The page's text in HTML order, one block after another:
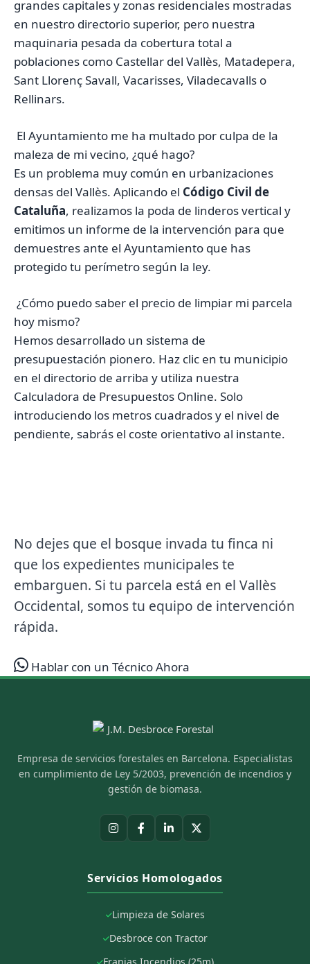
grandes capitales y zonas residenciales mostradas
en nuestro directorio superior, pero nuestra
maquinaria pesada da cobertura total a
poblaciones como Castellar del Vallès, Matadepera,
Sant Llorenç Savall, Vacarisses, Viladecavalls o
Rellinars.
El Ayuntamiento me ha multado por culpa de la
maleza de mi vecino, ¿qué hago?
Es un problema muy común en urbanizaciones
densas del Vallès. Aplicando el Código Civil de
Cataluña, realizamos la poda de linderos vertical y
emitimos un informe de la intervención para que
demuestres ante el Ayuntamiento que has
protegido tu perímetro según la ley.
¿Cómo puedo saber el precio de limpiar mi parcela
hoy mismo?
Hemos desarrollado un sistema de
presupuestación pionero. Haz clic en tu municipio
en el directorio de arriba y utiliza nuestra
Calculadora de Presupuestos Online. Solo
introduciendo los metros cuadrados y el nivel de
pendiente, sabrás el coste orientativo al instante.
No dejes que el bosque invada tu finca ni
que los expedientes municipales te
embarguen. Si tu parcela está en el Vallès
Occidental, somos tu equipo de intervención
rápida.
Hablar con un Técnico Ahora
Empresa de servicios forestales en Barcelona. Especialistas
en cumplimiento de Ley 5/2003, prevención de incendios y
gestión de biomasa.
Servicios Homologados
Limpieza de Solares
Desbroce con Tractor